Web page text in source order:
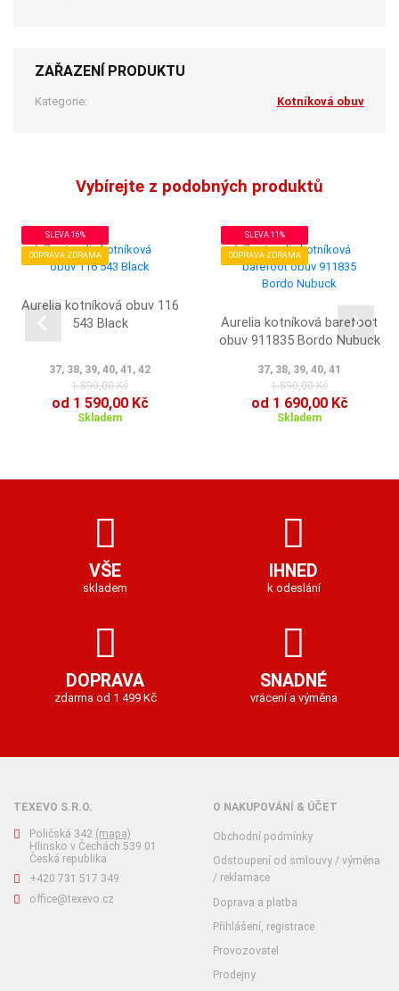
ZAŘAZENÍ PRODUKTU
Kategorie: Kotníková obuv
Vybírejte z podobných produktů
SLEVA 16%
DOPRAVA ZDRAMA
Aurelia kotníková obuv 116
543 Black
37, 38, 39, 40, 41, 42
1 890,00 Kč
od 1 590,00 Kč
Skladem
SLEVA 11%
DOPRAVA ZDRAMA
Aurelia kotníková barefoot
obuv 911835 Bordo Nubuck
37, 38, 39, 40, 41
1 890,00 Kč
od 1 690,00 Kč
Skladem
VŠE
skladem
IHNED
k odeslání
DOPRAVA
zdarma od 1 499 Kč
SNADNÉ
vrácení a výměna
TEXEVO S.R.O.
Poličská 342 (mapa)
Hlinsko v Čechách 539 01
Česká republika
+420 731 517 349
office@texevo.cz
O NAKUPOVÁNÍ & ÚČET
Obchodní podmínky
Odstoupení od smlouvy / výměna
/ reklamace
Doprava a platba
Přihlášení, registrace
Provozovatel
Prodejny